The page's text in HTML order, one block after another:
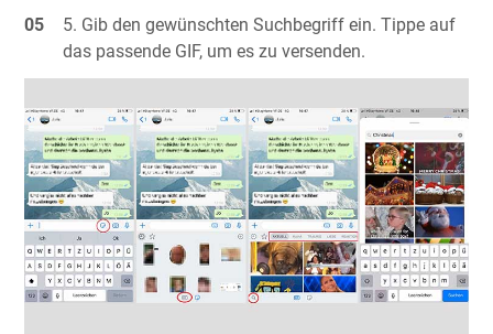
Gib den gewünschten Suchbegriff ein. Tippe auf
das passende GIF, um es zu versenden.